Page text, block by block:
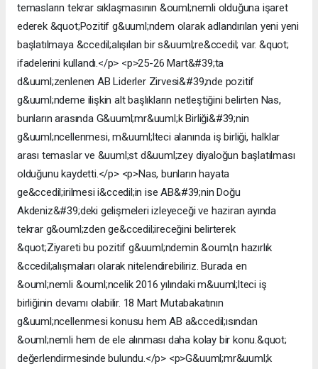
temasların tekrar sıklaşmasının &ouml;nemli olduğuna işaret
ederek &quot;Pozitif g&uuml;ndem olarak adlandırılan yeni yeni
başlatılmaya &ccedil;alışılan bir s&uuml;re&ccedil; var. &quot;
ifadelerini kullandı.</p> <p>25-26 Mart&#39;ta
d&uuml;zenlenen AB Liderler Zirvesi&#39;nde pozitif
g&uuml;ndeme ilişkin alt başlıkların netleştiğini belirten Nas,
bunların arasında G&uuml;mr&uuml;k Birliği&#39;nin
g&uuml;ncellenmesi, m&uuml;lteci alanında iş birliği, halklar
arası temaslar ve &uuml;st d&uuml;zey diyaloğun başlatılması
olduğunu kaydetti.</p> <p>Nas, bunların hayata
ge&ccedil;irilmesi i&ccedil;in ise AB&#39;nin Doğu
Akdeniz&#39;deki gelişmeleri izleyeceği ve haziran ayında
tekrar g&ouml;zden ge&ccedil;ireceğini belirterek
&quot;Ziyareti bu pozitif g&uuml;ndemin &ouml;n hazırlık
&ccedil;alışmaları olarak nitelendirebiliriz. Burada en
&ouml;nemli &ouml;ncelik 2016 yılındaki m&uuml;lteci iş
birliğinin devamı olabilir. 18 Mart Mutabakatının
g&uuml;ncellenmesi konusu hem AB a&ccedil;ısından
&ouml;nemli hem de ele alınması daha kolay bir konu.&quot;
değerlendirmesinde bulundu.</p> <p>G&uuml;mr&uuml;k